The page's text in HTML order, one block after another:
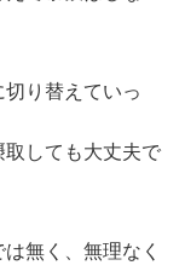
り替えていっ
しても大丈夫で
無く、無理なく